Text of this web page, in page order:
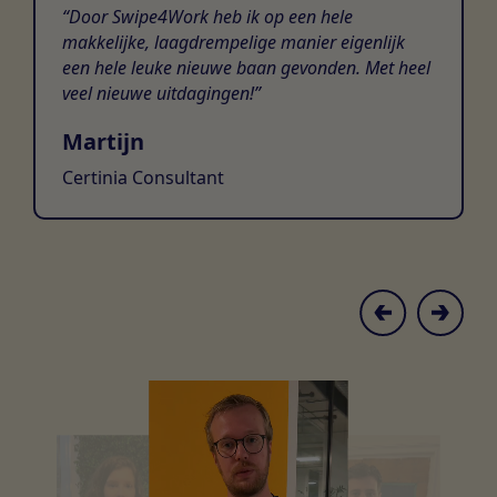
Door Swipe4Work heb ik op een hele
makkelijke, laagdrempelige manier eigenlijk
een hele leuke nieuwe baan gevonden. Met heel
veel nieuwe uitdagingen!
Martijn
Certinia Consultant